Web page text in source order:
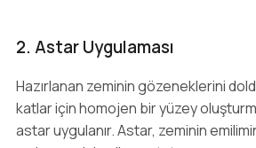
2. Astar Uygulaması
Hazırlanan zeminin gözeneklerini
katlar için homojen bir yüzey
astar uygulanır. Astar, zeminin